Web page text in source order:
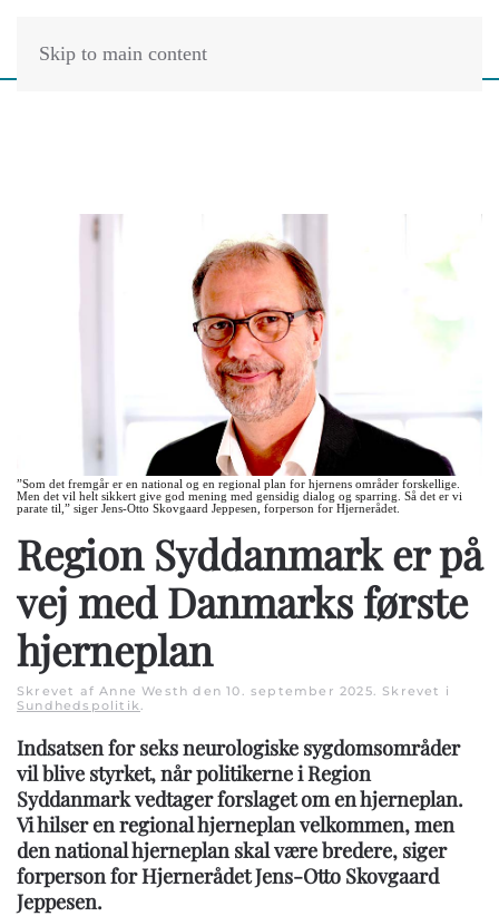
Skip to main content
”Som det fremgår er en national og en regional plan for hjernens områder forskellige.
Men det vil helt sikkert give god mening med gensidig dialog og sparring. Så det er vi
parate til,” siger Jens-Otto Skovgaard Jeppesen, forperson for Hjernerådet.
Region Syddanmark er på
vej med Danmarks første
hjerneplan
Skrevet af Anne Westh den10. september 2025. Skrevet i
Sundhedspolitik.
Indsatsen for seks neurologiske sygdomsområder
vil blive styrket, når politikerne i Region
Syddanmark vedtager forslaget om en hjerneplan.
Vi hilser en regional hjerneplan velkommen, men
den national hjerneplan skal være bredere, siger
forperson for Hjernerådet Jens-Otto Skovgaard
Jeppesen.